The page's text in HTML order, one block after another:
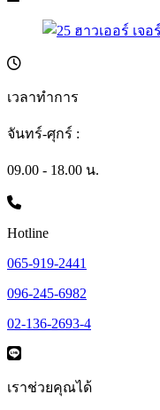
เวลาทำการ
จันทร์-ศุกร์ :
09.00 - 18.00 น.
Hotline
065-919-2441
096-245-6982
02-136-2693-4
เราช่วยคุณได้